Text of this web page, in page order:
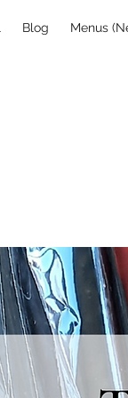
Blog Menus